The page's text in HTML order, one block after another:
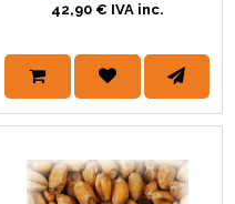
42,90 € IVA inc.